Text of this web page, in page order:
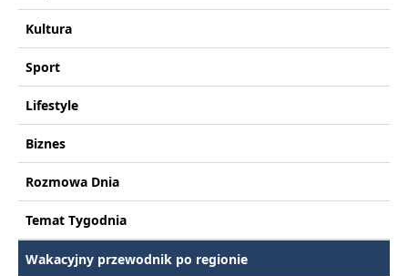
Kultura
Sport
Lifestyle
Biznes
Rozmowa Dnia
Temat Tygodnia
Wakacyjny przewodnik po regionie